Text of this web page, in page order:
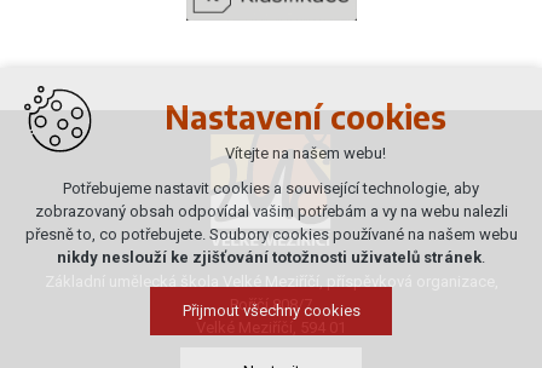
Poříčí 808/7
Nastavení cookies
Vítejte na našem webu!
Potřebujeme nastavit cookies a související technologie, aby
zobrazovaný obsah odpovídal vašim potřebám a vy na webu nalezli
přesně to, co potřebujete. Soubory cookies používané na našem webu
nikdy neslouží ke zjišťování totožnosti uživatelů stránek.
Přijmout všechny cookies